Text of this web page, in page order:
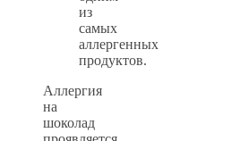
из
самых
аллергенных
продуктов.
Аллергия
на
шоколад